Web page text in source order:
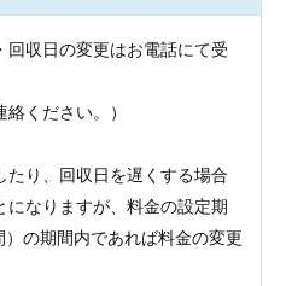
収日の変更はお電話にて受
絡ください。）
たり、回収日を遅くする場合
になりますが、料金の設定期
の期間内であれば料金の変更